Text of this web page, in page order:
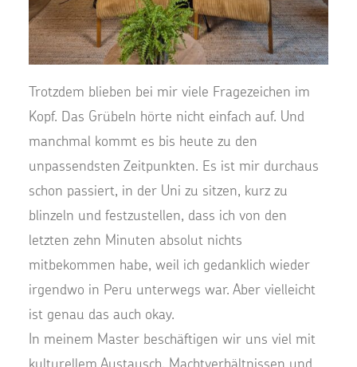
Trotzdem blieben bei mir viele Fragezeichen im
Kopf. Das Grübeln hörte nicht einfach auf. Und
manchmal kommt es bis heute zu den
unpassendsten Zeitpunkten. Es ist mir durchaus
schon passiert, in der Uni zu sitzen, kurz zu
blinzeln und festzustellen, dass ich von den
letzten zehn Minuten absolut nichts
mitbekommen habe, weil ich gedanklich wieder
irgendwo in Peru unterwegs war. Aber vielleicht
ist genau das auch okay.
In meinem Master beschäftigen wir uns viel mit